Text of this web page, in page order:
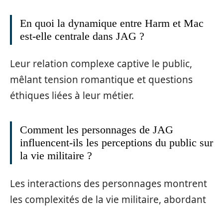
En quoi la dynamique entre Harm et Mac
est-elle centrale dans JAG ?
Leur relation complexe captive le public,
mêlant tension romantique et questions
éthiques liées à leur métier.
Comment les personnages de JAG
influencent-ils les perceptions du public sur
la vie militaire ?
Les interactions des personnages montrent
les complexités de la vie militaire, abordant